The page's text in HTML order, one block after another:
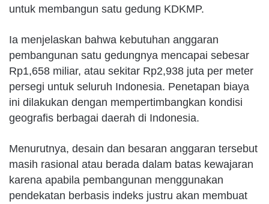
untuk membangun satu gedung KDKMP.
Ia menjelaskan bahwa kebutuhan anggaran
pembangunan satu gedungnya mencapai sebesar
Rp1,658 miliar, atau sekitar Rp2,938 juta per meter
persegi untuk seluruh Indonesia. Penetapan biaya
ini dilakukan dengan mempertimbangkan kondisi
geografis berbagai daerah di Indonesia.
Menurutnya, desain dan besaran anggaran tersebut
masih rasional atau berada dalam batas kewajaran
karena apabila pembangunan menggunakan
pendekatan berbasis indeks justru akan membuat